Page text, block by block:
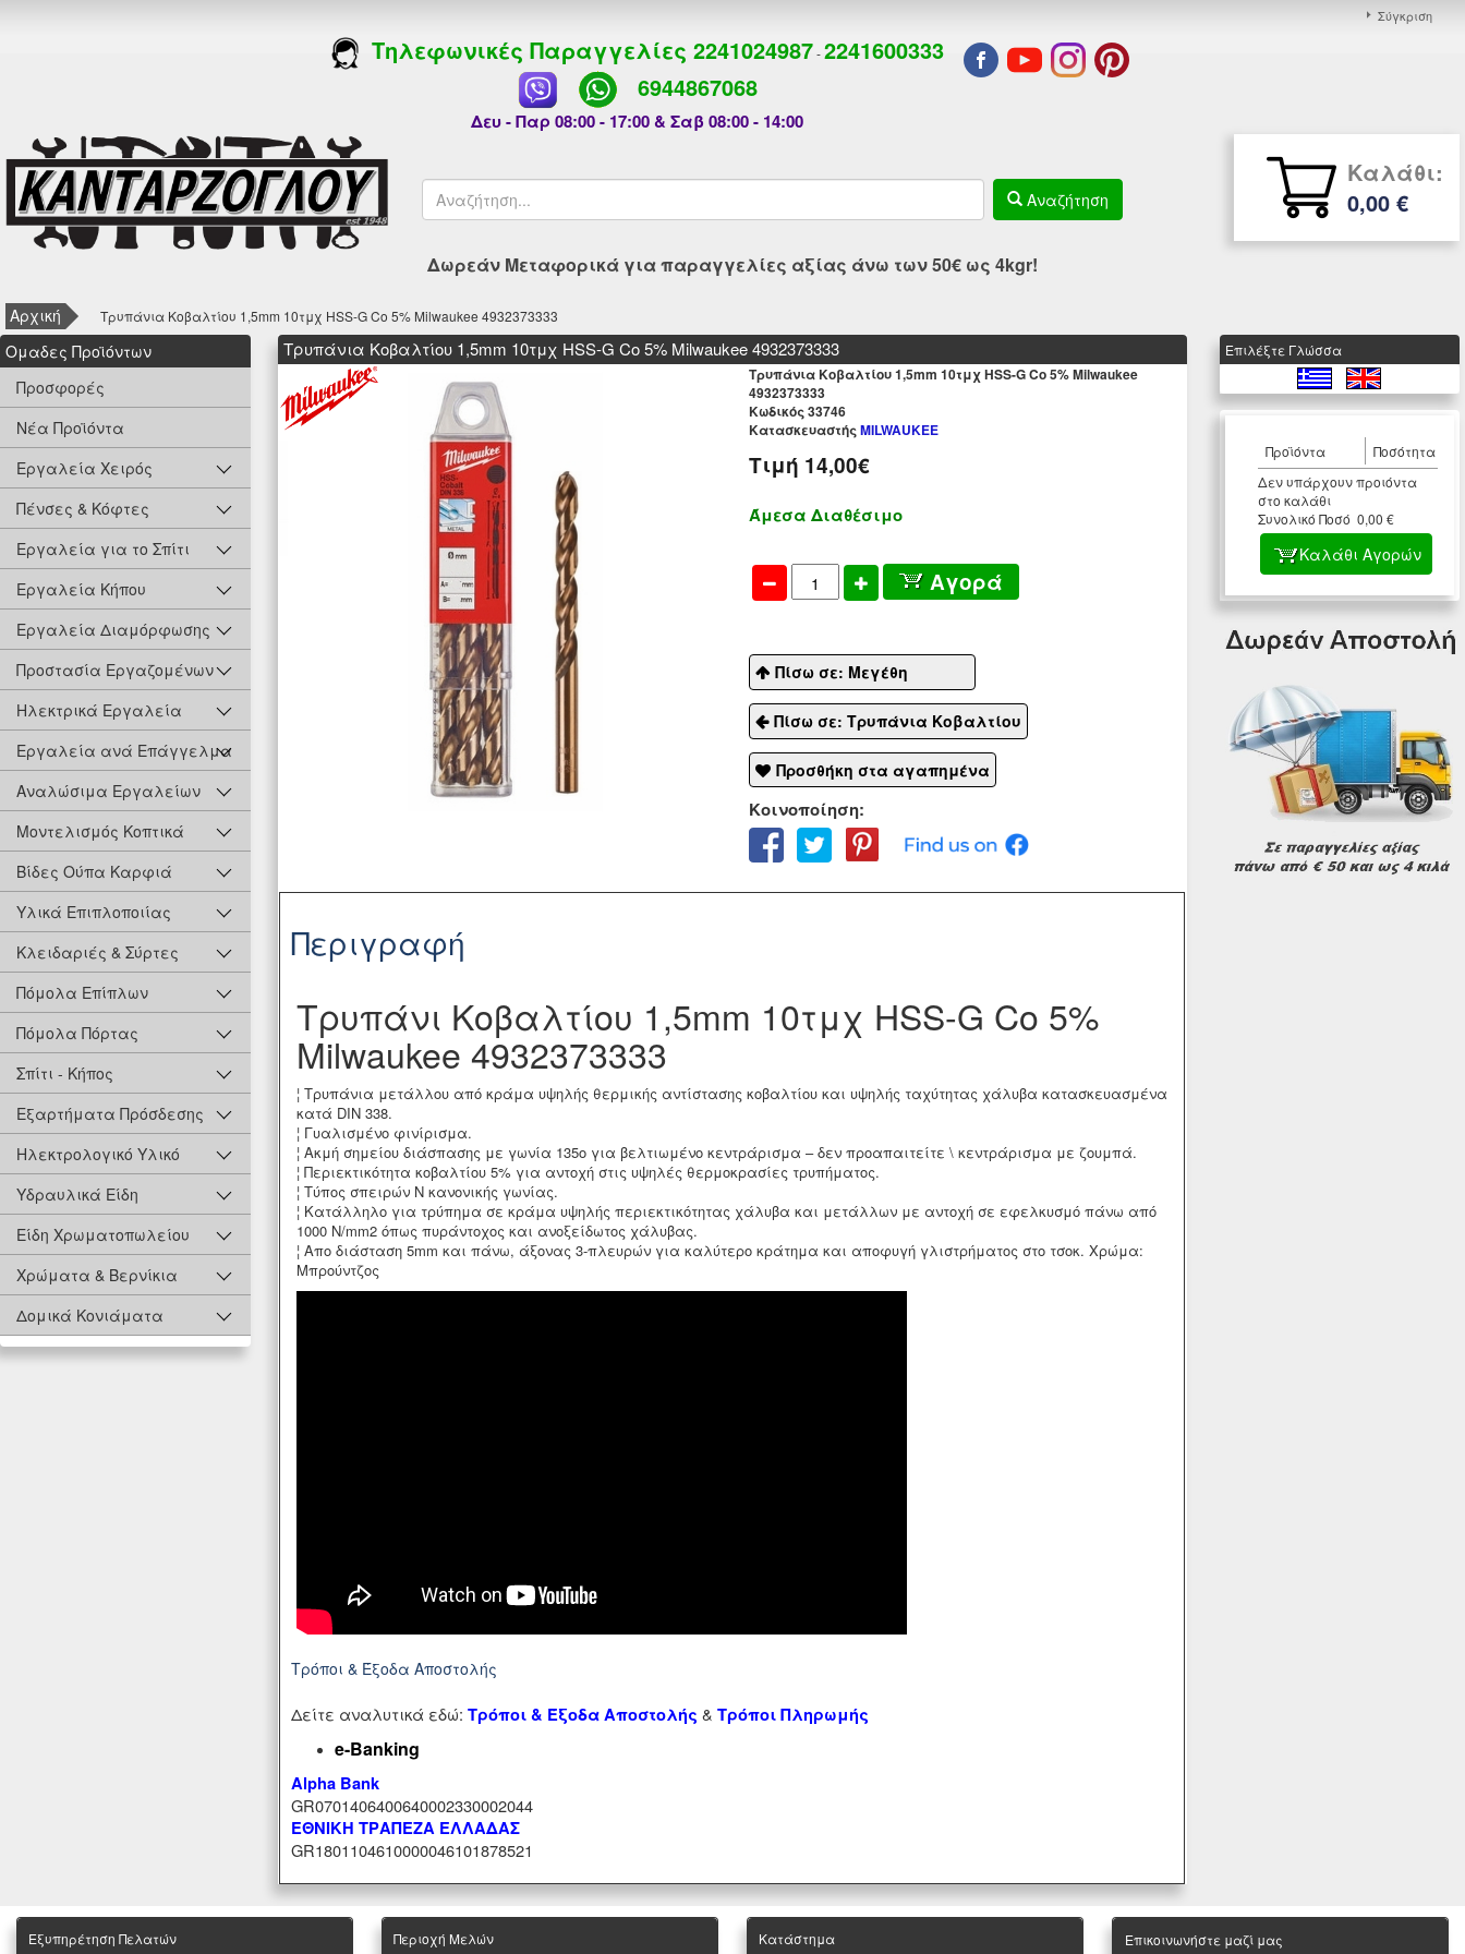
Σύγκριση
Τηλεφωνικές Παραγγελίες 2241024987-2241600333
6944867068
Δευ - Παρ 08:00 - 17:00 & Σαβ 08:00 - 14:00
Αναζήτηση
Καλάθι:
0,00 €
Δωρεάν Μεταφορικά για παραγγελίες αξίας άνω των 50€ ως 4kgr!
Αρχική Τρυπάνια Κοβαλτίου 1,5mm 10τμχ HSS-G Co 5% Milwaukee 4932373333
Oμαδες Προϊόντων
Προσφορές
Νέα Προϊόντα
Εργαλεία Χειρός
Πένσες & Κόφτες
Εργαλεία για το Σπίτι
Εργαλεία Κήπου
Εργαλεία Διαμόρφωσης
Προστασία Εργαζομένων
Ηλεκτρικά Εργαλεία
Εργαλεία ανά Επάγγελμα
Αναλώσιμα Εργαλείων
Μοντελισμός Κοπτικά
Βίδες Ούπα Καρφιά
Υλικά Επιπλοποιίας
Κλειδαριές & Σύρτες
Πόμολα Επίπλων
Πόμολα Πόρτας
Σπίτι - Κήπος
Εξαρτήματα Πρόσδεσης
Ηλεκτρολογικό Υλικό
Υδραυλικά Είδη
Είδη Χρωματοπωλείου
Χρώματα & Βερνίκια
Δομικά Κονιάματα
Τρυπάνια Κοβαλτίου 1,5mm 10τμχ HSS-G Co 5% Milwaukee 4932373333
Τρυπάνια Κοβαλτίου 1,5mm 10τμχ HSS-G Co 5% Milwaukee
4932373333
Kωδικός 33746
ΚατασκευαστήςMILWAUKEE
Τιμή 14,00€
Άμεσα Διαθέσιμο
Αγορά
Πίσω σε: Μεγέθη
Πίσω σε: Τρυπάνια Κοβαλτίου
Προσθήκη στα αγαπημένα
Κοινοποίηση:
Περιγραφή
Τρυπάνι Κοβαλτίου 1,5mm 10τμχ HSS-G Co 5%
Milwaukee 4932373333
¦ Τρυπάνια μετάλλου από κράμα υψηλής θερμικής αντίστασης κοβαλτίου και υψηλής ταχύτητας χάλυβα κατασκευασμένα
κατά DIN 338.
¦ Γυαλισμένο φινίρισμα.
¦ Ακμή σημείου διάσπασης με γωνία 135ο για βελτιωμένο κεντράρισμα – δεν προαπαιτείτε \ κεντράρισμα με ζουμπά.
¦ Περιεκτικότητα κοβαλτίου 5% για αντοχή στις υψηλές θερμοκρασίες τρυπήματος.
¦ Τύπος σπειρών Ν κανονικής γωνίας.
¦ Κατάλληλο για τρύπημα σε κράμα υψηλής περιεκτικότητας χάλυβα και μετάλλων με αντοχή σε εφελκυσμό πάνω από
1000 N/mm2 όπως πυράντοχος και ανοξείδωτος χάλυβας.
¦ Απο διάσταση 5mm και πάνω, άξονας 3-πλευρών για καλύτερο κράτημα και αποφυγή γλιστρήματος στο τσοκ. Χρώμα:
Μπρούντζος
Τρόποι & Έξοδα Αποστολής
Δείτε αναλυτικά εδώ:Τρόποι & Έξοδα Αποστολής &Τρόποι Πληρωμής
e-Banking
Alpha Bank
GR0701406400640002330002044
ΕΘΝΙΚΗ ΤΡΑΠΕΖΑ ΕΛΛΑΔΑΣ
GR1801104610000046101878521
Eπιλέξτε Γλώσσα
Προϊόντα
Ποσότητα
Δεν υπάρχουν προιόντα
στο καλάθι
Συνολικό Ποσό 0,00 €
Καλάθι Αγορών
Εξυπηρέτηση Πελατών Περιοχή Mελών Κατάστημα Επικοινωνήστε μαζί μας